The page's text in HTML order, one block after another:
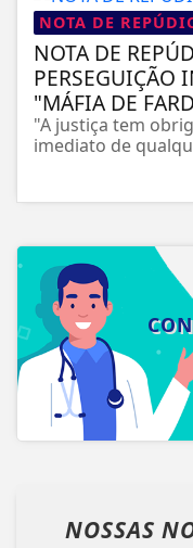
NOTA DE
NOTA DE
PERSEGUIÇÃO
"MÁFIA DE
"A justiça tem
imediato de
NOSSAS